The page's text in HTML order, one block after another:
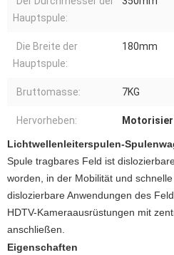
Hauptspule:
Die Breite der
Hauptspule:
180mm
Bruttomasse: 7KG
Hervorheben:
Lichtwellenleiterspulen-
Spule tragbares Feld ist
worden, in der Mobilität und
dislozierbare Anwendungen des
HDTV-Kameraausrüstungen mit
anschließen.
Eigenschaften